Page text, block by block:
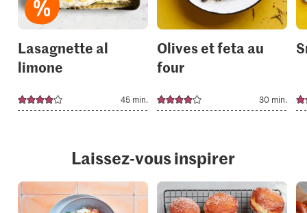
Lasagnette al
limone
45 min.
Olives et feta au
four
30 min.
Laissez-vous inspirer